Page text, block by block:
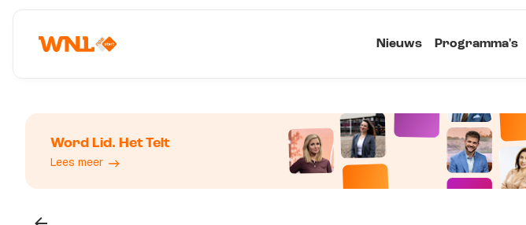
Nieuws Programma's
Word Lid. Het Telt
Lees meer